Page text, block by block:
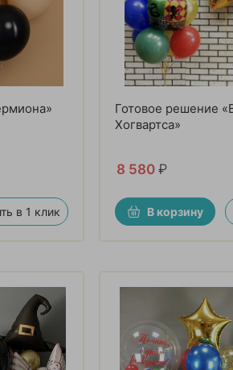
в 1 клик
Готовое решение
Хогвартса»
8 580 ₽
В корзину